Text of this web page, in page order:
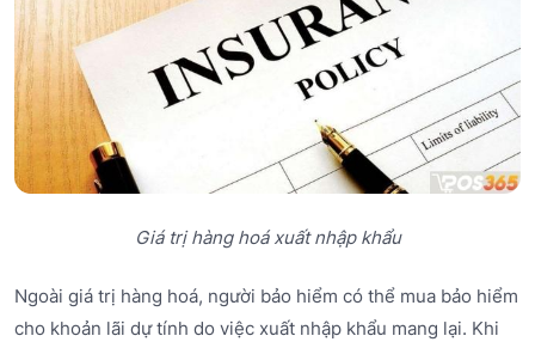
Giá trị hàng hoá xuất nhập khẩu
Ngoài giá trị hàng hoá, người bảo hiểm có thể mua bảo hiểm
cho khoản lãi dự tính do việc xuất nhập khẩu mang lại. Khi